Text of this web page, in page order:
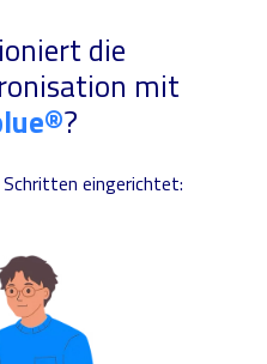
die
mit
?
eingerichtet: